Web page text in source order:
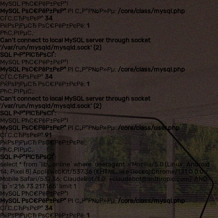
MySQL РћС€РёР±РєР°!
MySQL РѕС€РёР±РєР° РІ С„Р°Р№Р»Рµ: /core/class/mysql.php
СЃС‚СЂРѕРєР° 34
РќРѕРјРµСЂ РѕС€РёР±РєРё: 1
РћС‚РІРµС‚:
Can't connect to local MySQL server through socket
'/var/run/mysqld/mysqld.sock' (2)
SQL Р·Р°РїСЂРѕСЃ:
MySQL РћС€РёР±РєР°!
MySQL РѕС€РёР±РєР° РІ С„Р°Р№Р»Рµ: /core/class/mysql.php
СЃС‚СЂРѕРєР° 34
РќРѕРјРµСЂ РѕС€РёР±РєРё: 1
РћС‚РІРµС‚:
Can't connect to local MySQL server through socket
'/var/run/mysqld/mysqld.sock' (2)
SQL Р·Р°РїСЂРѕСЃ:
MySQL РћС€РёР±РєР°!
MySQL РѕС€РёР±РєР° РІ С„Р°Р№Р»Рµ: /core/class/user.php
СЃС‚СЂРѕРєР° 91
РќРѕРјРµСЂ РѕС€РёР±РєРё:
РћС‚РІРµС‚:
SQL Р·Р°РїСЂРѕСЃ:
select * from `lib_online` where `useragent`='Mozilla/5.0 (Linux; Android
14; Pixel 8) AppleWebKit/537.36 (KHTML, like Gecko) Chrome/131.0.0.0
Mobile Safari/537.36; ClaudeBot/1.0; +claudebot@anthropic.com)' AND
`ip`='216.73.217.165' limit 1
MySQL РћС€РёР±РєР°!
MySQL РѕС€РёР±РєР° РІ С„Р°Р№Р»Рµ:/core/class/mysql.php
СЃС‚СЂРѕРєР°34
РќРѕРјРµСЂ РѕС€РёР±РєРё: 1